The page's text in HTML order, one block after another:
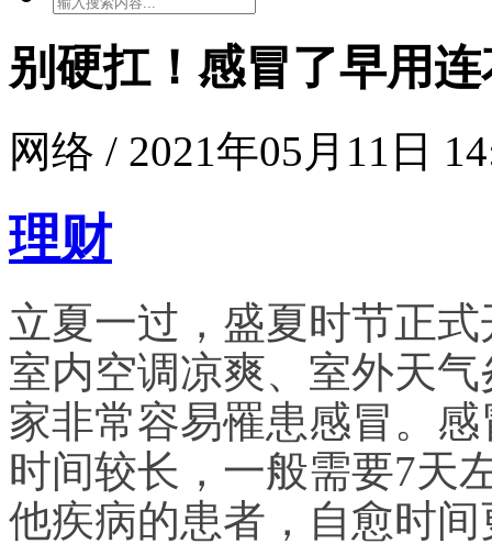
别硬扛！感冒了早用
网络 / 2021年05月11日
理财
立夏一过，盛夏时节正
室内空调凉爽、室外天
家非常容易罹患感冒。
时间较长，一般需要7天
他疾病的患者，自愈时